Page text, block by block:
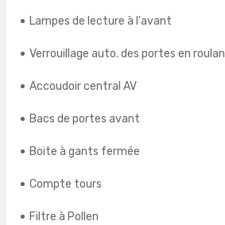
Lampes de lecture à l'avant
Verrouillage auto. des portes en
Accoudoir central AV
Bacs de portes avant
Boite à gants fermée
Compte tours
Filtre à Pollen